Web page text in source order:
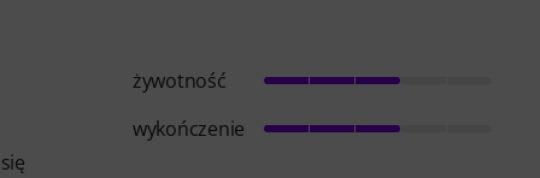
żywotność
wykończenie